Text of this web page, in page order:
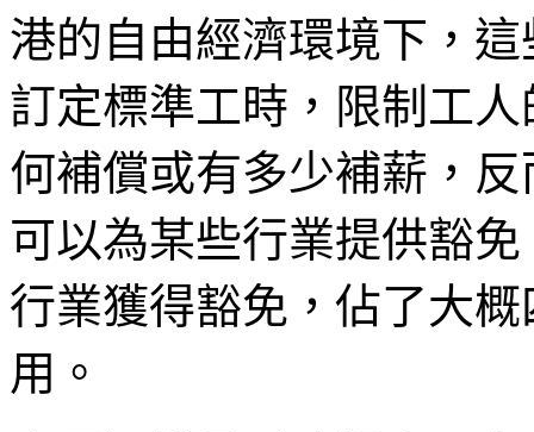
港的自由經濟環境下，
訂定標準工時，限制工
何補償或有多少補薪，
可以為某些行業提供豁
行業獲得豁免，佔了大
用。